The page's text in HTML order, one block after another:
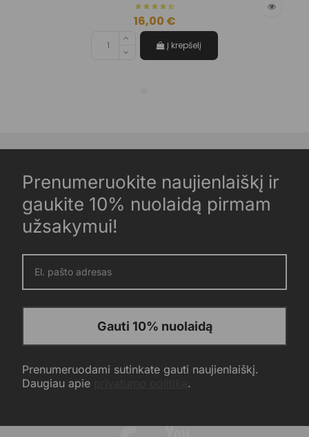
16,00 €
Į krepšelį
Prenumeruokite naujienlaiškį ir
gaukite 10% nuolaidą pirmam
užsakymui!
Gauti 10% nuolaidą
Prenumeruodami sutinkate gauti naujienlaiškį.
Daugiau apie
.